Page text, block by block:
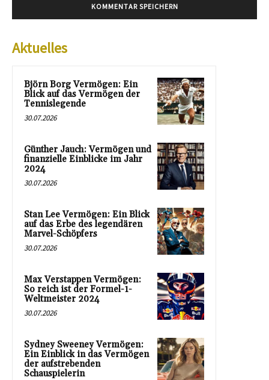
Aktuelles
Björn Borg Vermögen: Ein
Blick auf das Vermögen der
Tennislegende
30.07.2026
Günther Jauch: Vermögen und
finanzielle Einblicke im Jahr
2024
30.07.2026
Stan Lee Vermögen: Ein Blick
auf das Erbe des legendären
Marvel-Schöpfers
30.07.2026
Max Verstappen Vermögen:
So reich ist der Formel-1-
Weltmeister 2024
30.07.2026
Sydney Sweeney Vermögen:
Ein Einblick in das Vermögen
der aufstrebenden
Schauspielerin